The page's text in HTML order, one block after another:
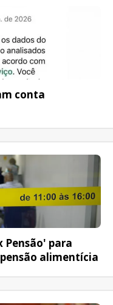
conta
Pensão' para
alimentícia